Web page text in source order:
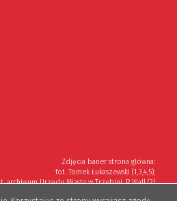
Zdjęcia baner strona główna:
fot. Tomek Łukaszewski (1,3,4,5),
archiwum Urzędu Miasta w Trzebini, R.Wall (2)